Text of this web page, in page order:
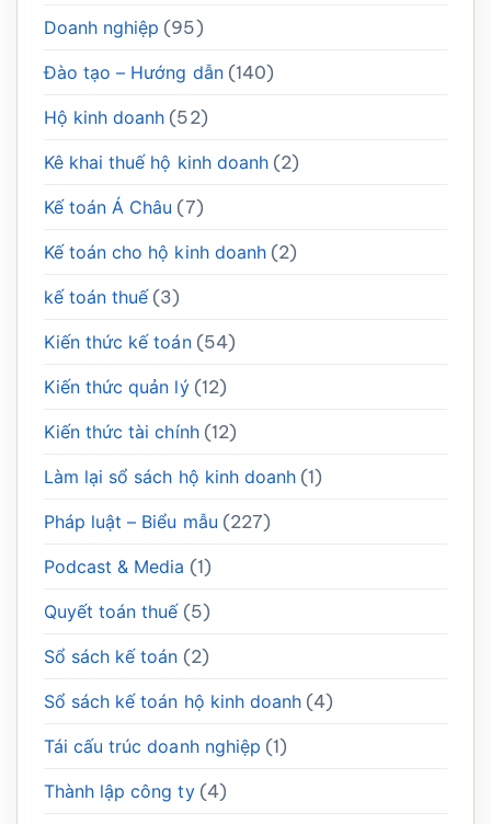
Doanh nghiệp (95)
Đào tạo – Hướng dẫn(140)
Hộ kinh doanh (52)
Kê khai thuế hộ kinh doanh(2)
Kế toán Á Châu (7)
Kế toán cho hộ kinh doanh(2)
kế toán thuế(3)
Kiến thức kế toán(54)
Kiến thức quản lý(12)
Kiến thức tài chính(12)
Làm lại sổ sách hộ kinh doanh(1)
Pháp luật – Biểu mẫu (227)
Podcast & Media (1)
Quyết toán thuế(5)
Sổ sách kế toán (2)
Sổ sách kế toán hộ kinh doanh(4)
Tái cấu trúc doanh nghiệp (1)
Thành lập công ty(4)